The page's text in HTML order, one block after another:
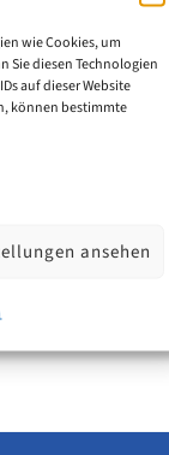
wie Cookies, um
Sie diesen Technologien
auf dieser Website
können bestimmte
ansehen
2026
und
und